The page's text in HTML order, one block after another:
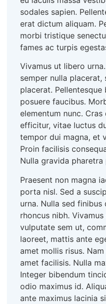
sodales sapien.
erat dictum aliquam.
morbi tristique
fames ac turpis
Vivamus ut libero
semper nulla placerat,
placerat.
posuere faucibus.
elementum nunc.
efficitur, vitae luctus
tempor dui magna, et
Proin facilisis
Nulla gravida pharetra
Praesent non magna
porta nisl. Sed a
urna. Nulla sed finibus
rhoncus nibh.
vulputate sem ut,
laoreet, mattis ante
amet mollis risus.
amet facilisis. Nulla
Integer bibendum
odio maximus id.
ante maximus lacinia